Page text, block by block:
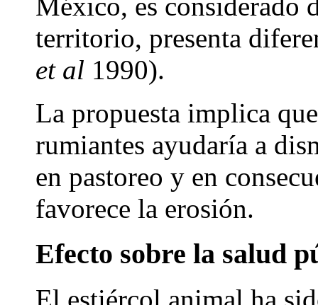
territorio, presenta
et al 1990).
La propuesta implica
rumiantes ayudaría a
en pastoreo y en
favorece la erosión.
Efecto sobre la salud
El estiércol animal ha